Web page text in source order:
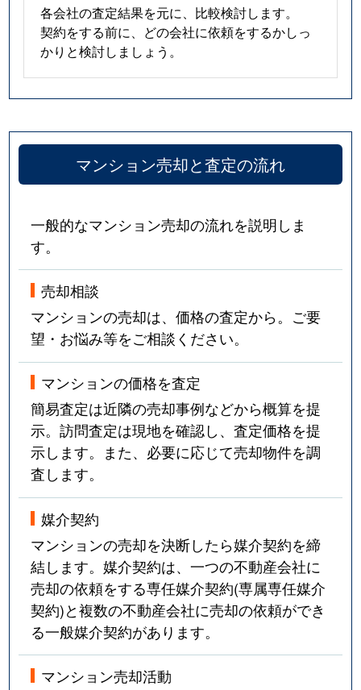
各会社の査定結果を元に、比較検討します。
契約をする前に、どの会社に依頼をするかしっ
かりと検討しましょう。
マンション売却と査定の流れ
一般的なマンション売却の流れを説明しま
す。
売却相談
マンションの売却は、価格の査定から。ご要
望・お悩み等をご相談ください。
マンションの価格を査定
簡易査定は近隣の売却事例などから概算を提
示。訪問査定は現地を確認し、査定価格を提
示します。また、必要に応じて売却物件を調
査します。
媒介契約
マンションの売却を決断したら媒介契約を締
結します。媒介契約は、一つの不動産会社に
売却の依頼をする専任媒介契約(専属専任媒介
契約)と複数の不動産会社に売却の依頼ができ
る一般媒介契約があります。
マンション売却活動